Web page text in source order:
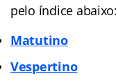
pelo índice abaixo:
Matutino
Vespertino